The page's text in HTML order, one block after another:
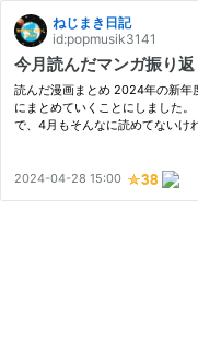
ねじまき日記
id:popmusik3141
今月読んだマンガ振り
読んだ漫画まとめ 2024年の新年
にまとめていくことにしました
で、4月もそんなに読めてないけ
2024-04-28 15:00